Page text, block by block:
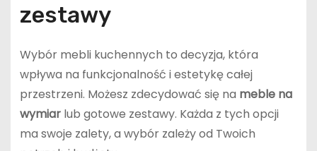
zestawy
Wybór mebli kuchennych to decyzja, która
wpływa na funkcjonalność i estetykę całej
przestrzeni. Możesz zdecydować się na meble na
wymiarlub gotowe zestawy. Każda z tych opcji
ma swoje zalety, a wybór zależy od Twoich